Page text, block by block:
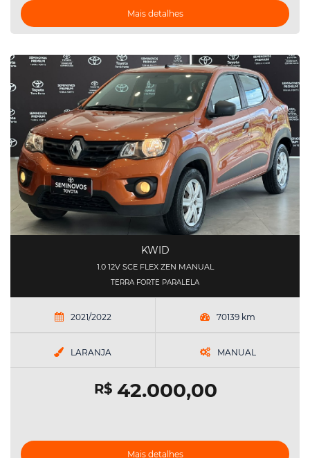
Mais detalhes
KWID
1.0 12V SCE FLEX ZEN MANUAL
TERRA FORTE PARALELA
2021/2022 70139 km
LARANJA MANUAL
R$42.000,00
Mais detalhes